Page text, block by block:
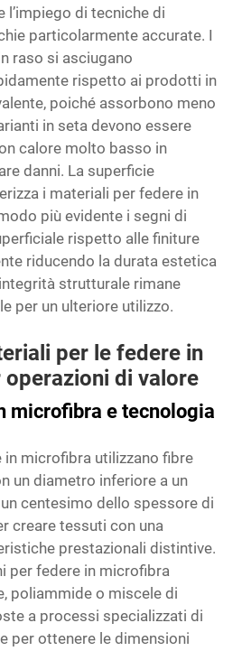
di tecniche di
particolarmente accurate. I
raso si asciugano
rispetto ai prodotti in
poiché assorbono meno
in seta devono essere
calore molto basso in
danni. La superficie
i materiali per federe in
più evidente i segni di
rispetto alle finiture
riducendo la durata estetica
strutturale rimane
per un ulteriore utilizzo.
per le federe in
di valore
microfibra e tecnologia
in microfibra utilizzano fibre
un diametro inferiore a un
centesimo dello spessore di
creare tessuti con una
prestazionali distintive.
per federe in microfibra
poliammide o miscele di
a processi specializzati di
per ottenere le dimensioni